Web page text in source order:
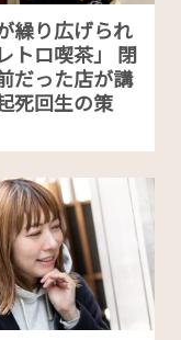
繰り広げられ
トロ喫茶」 閉
だった店が講
死回生の策